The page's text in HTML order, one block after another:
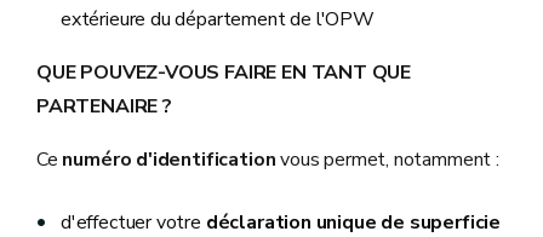
extérieure du département de l'OPW
QUE POUVEZ-VOUS FAIRE EN TANT QUE
PARTENAIRE ?
Ce numéro d'identificationvous permet, notamment :
d'effectuer votre déclaration unique de superficie